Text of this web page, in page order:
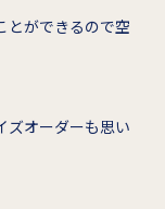
とができるので空
ズオーダーも思い